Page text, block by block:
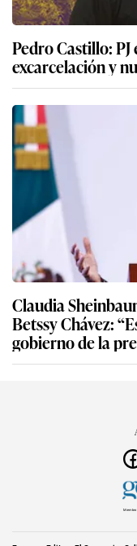
Pedro Castillo:
Claudia
Betssy Chávez:
gobierno de la
Miembro